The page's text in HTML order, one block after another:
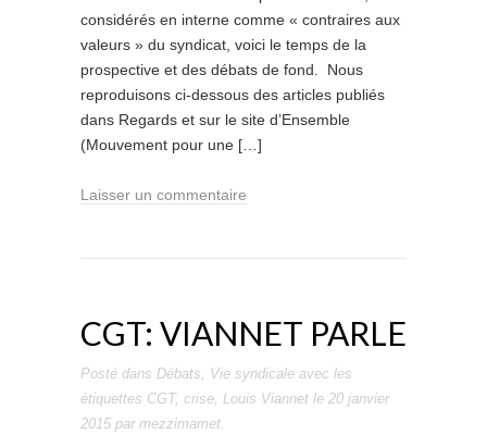
considérés en interne comme « contraires aux
valeurs » du syndicat, voici le temps de la
prospective et des débats de fond. Nous
reproduisons ci-dessous des articles publiés
dans Regards et sur le site d’Ensemble
(Mouvement pour une […]
Laisser un commentaire
CGT: VIANNET PARLE
Posté dans Débats, Vie syndicale avec les
étiquettes CGT, crise, Louis Viannet le 20 janvier
2015 par mezzimamet.